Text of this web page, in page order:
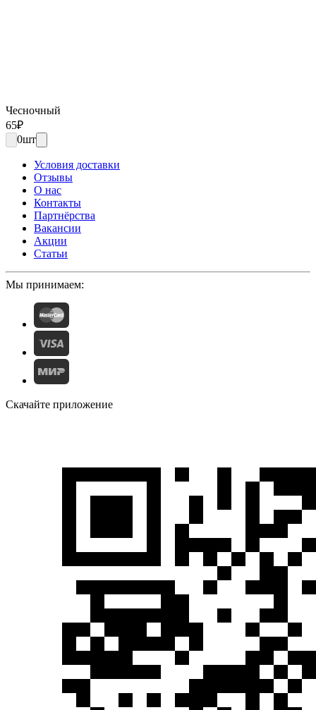
Чесночный
65₽
0шт
Условия доставки
Отзывы
О нас
Контакты
Партнёрства
Вакансии
Акции
Статьи
Мы принимаем:
Скачайте приложение